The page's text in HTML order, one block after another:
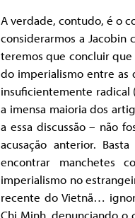
A verdade, contudo, é o
considerarmos a Jacobin
teremos que concluir
do imperialismo entre as
insuficientemente radical
a imensa maioria dos
a essa discussão – não
acusação anterior.
encontrar manchetes
imperialismo no
recente do Vietnã…
Chi Minh, denunciando o